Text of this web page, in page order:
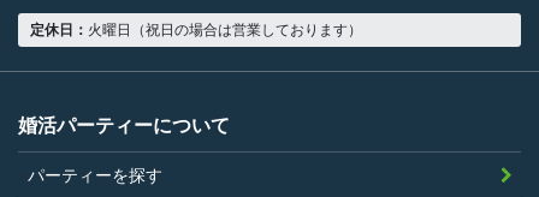
男性は収入があること
当社の指定する環境でサービスを利用で
当社が企画するパーティープランに設定
されている年齢条件にあてはまっている
こと。
定休日： 火曜日（祝日の場合は営業しております）
婚活パーティーについて
パーティーを探す